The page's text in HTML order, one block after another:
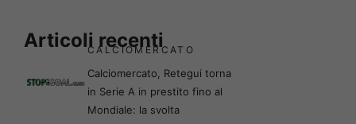
Articoli recenti
CALCIOMERCATO
Calciomercato, Retegui torna
in Serie A in prestito fino al
Mondiale: la svolta